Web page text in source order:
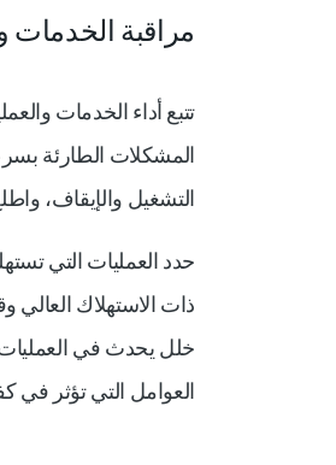
مراقبة الخدمات
تتبع أداء الخدمات
المشكلات الطارئة
التشغيل والإيقاف،
حدد العمليات التي
ذات الاستهلاك
خلل يحدث في العمليات
العوامل التي تؤثر في